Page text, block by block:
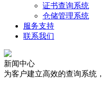
证书查询系统
仓储管理系统
服务支持
联系我们
新闻中心
为客户建立高效的查询系统